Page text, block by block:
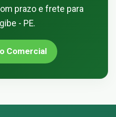
prazo e frete para
- PE.
Comercial